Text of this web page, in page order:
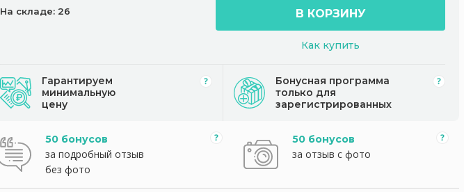
На складе: 26 В КОРЗИНУ
Как купить
Гарантируем
минимальную
цену
Бонусная программа
только для
зарегистрированных
50 бонусов
за подробный отзыв
без фото
50 бонусов
за отзыв с фото